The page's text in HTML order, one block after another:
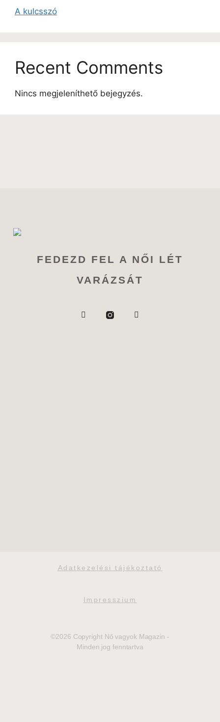
A kulcsszó
Recent Comments
Nincs megjeleníthető bejegyzés.
FEDEZD FEL A NŐI LÉT
VARÁZSÁT
Adatkezelési tájékoztató
Impresszium
©2026 Copyright Nő vagyok Magazin -
Minden jog fenntartva